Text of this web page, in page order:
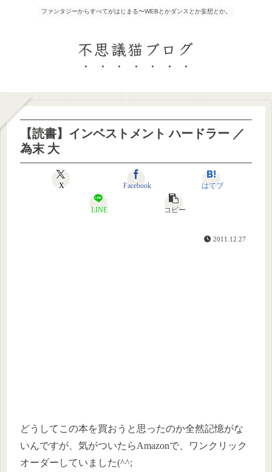
ファンタジーからすべてがはじまる〜WEBとかダンスとか妄想とか。
不思議猫ブログ
【読書】インベストメント ハードラー ／
為末 大
X Facebook はてブ
LINE コピー
2011.12.27
どうしてこの本を買おうと思ったのか全然記憶がな
いんですが、気がついたらAmazonで、ワンクリック
オーダーしていました(^^;